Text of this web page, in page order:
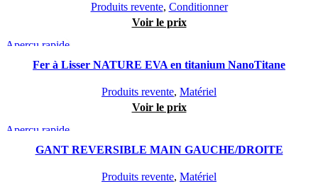
Produits revente, Conditionner
Voir le prix
Aperçu rapide
Fer à Lisser NATURE EVA en titanium NanoTitane
Produits revente, Matériel
Voir le prix
Aperçu rapide
GANT REVERSIBLE MAIN GAUCHE/DROITE
Produits revente, Matériel